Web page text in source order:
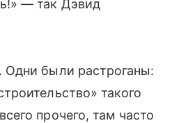
— так Дэвид
Одни были растроганы:
такого
прочего, там часто